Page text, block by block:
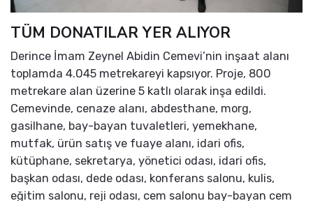
TÜM DONATILAR YER ALIYOR
Derince İmam Zeynel Abidin Cemevi’nin inşaat alanı
toplamda 4.045 metrekareyi kapsıyor. Proje, 800
metrekare alan üzerine 5 katlı olarak inşa edildi.
Cemevinde, cenaze alanı, abdesthane, morg,
gasilhane, bay-bayan tuvaletleri, yemekhane,
mutfak, ürün satış ve fuaye alanı, idari ofis,
kütüphane, sekretarya, yönetici odası, idari ofis,
başkan odası, dede odası, konferans salonu, kulis,
eğitim salonu, reji odası, cem salonu bay-bayan cem